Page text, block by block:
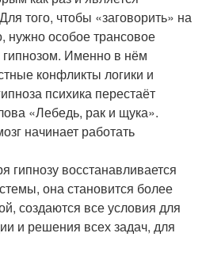
того, чтобы «заговорить» на
нужно особое трансовое
Именно в нём
конфликты логики и
психика перестаёт
«Лебедь, рак и щука».
начинает работать
гипнозу восстанавливается
она становится более
создаются все условия для
и решения всех задач, для